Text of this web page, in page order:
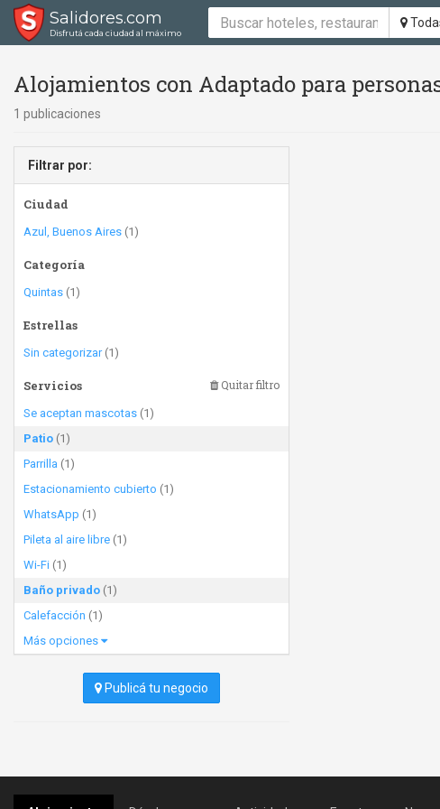
Salidores.com
Disfrutá cada ciudad al máximo
Alojamientos con Adaptado para
1 publicaciones
Filtrar por:
Ciudad
Azul, Buenos Aires (1)
Categoría
Quintas (1)
Estrellas
Sin categorizar(1)
Servicios Quitar filtro
Se aceptan mascotas (1)
Patio (1)
Parrilla (1)
Estacionamiento cubierto (1)
WhatsApp (1)
Pileta al aire libre (1)
Wi-Fi (1)
Baño privado (1)
Calefacción (1)
Más opciones
Publicá tu negocio